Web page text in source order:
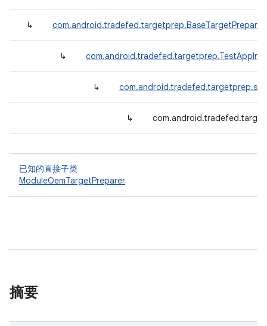
↳ com.android.tradefed.targetprep.BaseTargetPreparer
↳
↳
↳
已知的直接子类
ModuleOemTargetPreparer
摘要